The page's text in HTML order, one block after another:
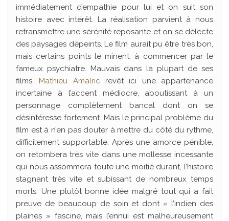
immédiatement d’empathie pour lui et on suit son
histoire avec intérêt. La réalisation parvient à nous
retransmettre une sérénité reposante et on se délecte
des paysages dépeints. Le film aurait pu être très bon,
mais certains points le minent, à commencer par le
fameux psychiatre. Mauvais dans la plupart de ses
films, Mathieu Amalric revêt ici une appartenance
incertaine à l’accent médiocre, aboutissant à un
personnage complètement bancal dont on se
désintéresse fortement. Mais le principal problème du
film est à n’en pas douter à mettre du côté du rythme,
difficilement supportable. Après une amorce pénible,
on retombera très vite dans une mollesse incessante
qui nous assommera toute une moitié durant, l’histoire
stagnant très vite et subissant de nombreux temps
morts. Une plutôt bonne idée malgré tout qui a fait
preuve de beaucoup de soin et dont « l’indien des
plaines » fascine, mais l’ennui est malheureusement